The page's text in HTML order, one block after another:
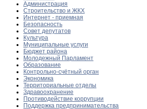
Администрация
Строительство и ЖКХ
Интернет - приемная
Безопасность
Совет депутатов
Культура
Муниципальные услуги
Бюджет района
Молодежный Парламент
Образование
Контрольно-счётный орган
Экономика
Территориальные отделы
Здравоохранение
Противодействие коррупции
Поддержка предпринимательства